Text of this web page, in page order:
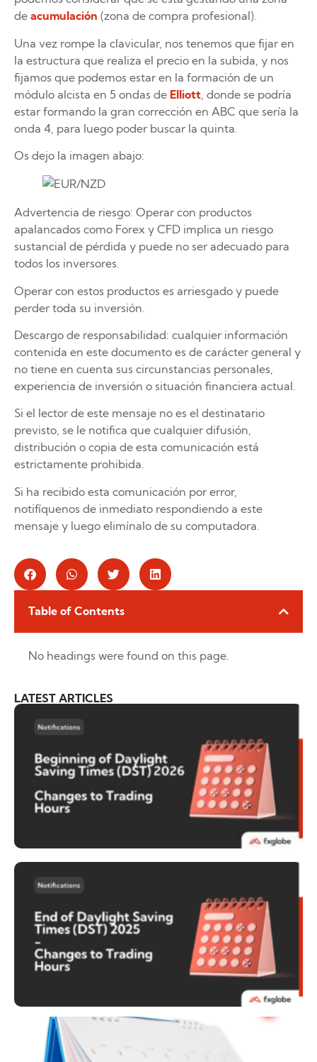
de acumulación (zona de compra profesional).
Una vez rompe la clavicular, nos tenemos que fijar en
la estructura que realiza el precio en la subida, y nos
fijamos que podemos estar en la formación de un
módulo alcista en 5 ondas de Elliott , donde se podría
estar formando la gran corrección en ABC que sería la
onda 4, para luego poder buscar la quinta.
Os dejo la imagen abajo:
Advertencia de riesgo: Operar con productos
apalancados como Forex y CFD implica un riesgo
sustancial de pérdida y puede no ser adecuado para
todos los inversores.
Operar con estos productos es arriesgado y puede
perder toda su inversión.
Descargo de responsabilidad: cualquier información
contenida en este documento es de carácter general y
no tiene en cuenta sus circunstancias personales,
experiencia de inversión o situación financiera actual.
Si el lector de este mensaje no es el destinatario
previsto, se le notifica que cualquier difusión,
distribución o copia de esta comunicación está
estrictamente prohibida.
Si ha recibido esta comunicación por error,
notifíquenos de inmediato respondiendo a este
mensaje y luego elimínalo de su computadora.
Table of Contents
No headings were found on this page.
LATEST ARTICLES